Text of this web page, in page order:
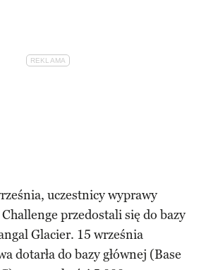
uczestnicy wyprawy
przedostali się do bazy
Glacier. 15 września
dotarła do bazy głównej (Base